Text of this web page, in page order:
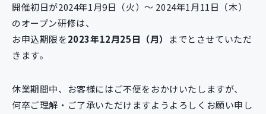
開催初日が2024年1月9日（火）～ 2024年1月11日（木）
のオープン研修は、
お申込期限を2023年12月25日（月）
までとさせていただ
きます。
休業期間中、お客様にはご不便をおかけいたしますが、
何卒ご理解・ご了承いただけますようよろしくお願い申し